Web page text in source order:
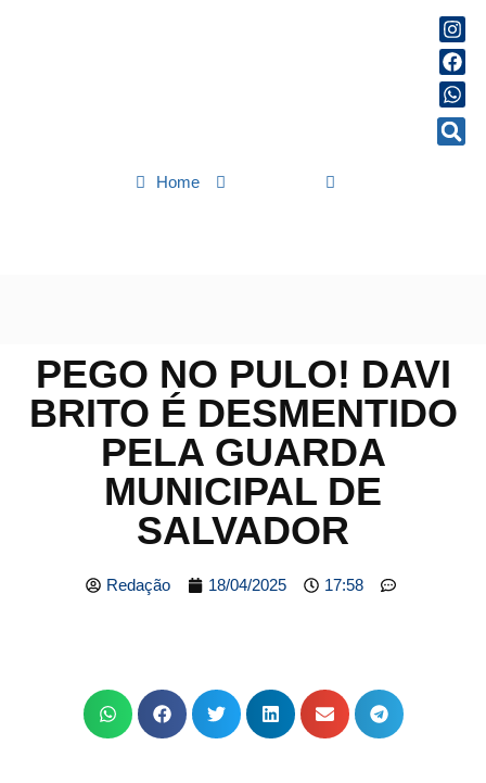
Home
PEGO NO PULO! DAVI
BRITO É DESMENTIDO
PELA GUARDA
MUNICIPAL DE
SALVADOR
Redação 18/04/2025 17:58